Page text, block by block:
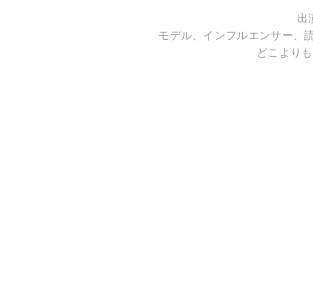
出
モデル、インフルエンサー、
どこより